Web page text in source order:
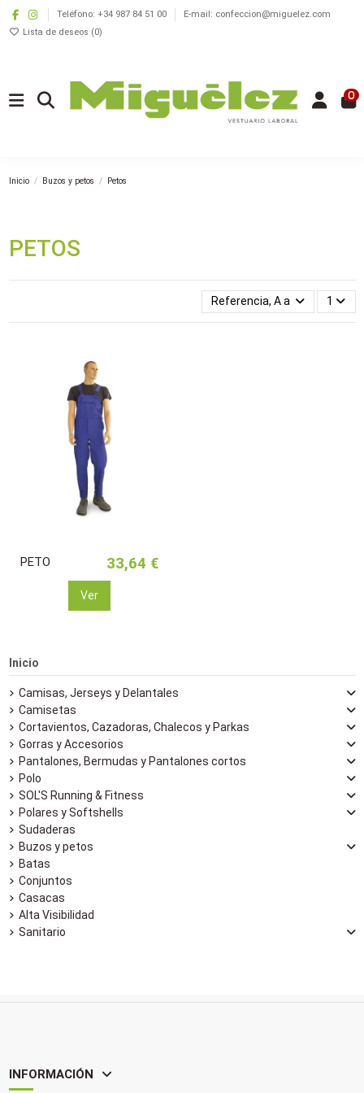
Teléfono: +34 987 84 51 00
E-mail: confeccion@miguelez.com
Lista de deseos (0)
0
Inicio Buzos y petos Petos
PETOS
Referencia, A a la Z 1
PETO 33,64 €
Ver
Inicio
Camisas, Jerseys y Delantales
Camisetas
Cortavientos, Cazadoras, Chalecos y Parkas
Gorras y Accesorios
Pantalones, Bermudas y Pantalones cortos
Polo
SOL'S Running & Fitness
Polares y Softshells
Sudaderas
Buzos y petos
Batas
Conjuntos
Casacas
Alta Visibilidad
Sanitario
INFORMACIÓN